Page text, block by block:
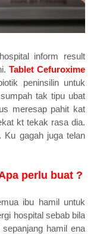
inform result
Tablet Cefuroxime
peninsilin untuk
tak tipu ubat
meresap pahit kat
kt tekak rasa dia.
Ku gagah juga telan
perlu buat ?
ibu hamil untuk
hospital sebab bila
hamil ena